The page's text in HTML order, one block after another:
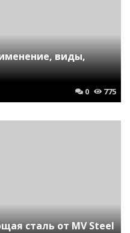
виды,
0 775
сталь от MV Steel